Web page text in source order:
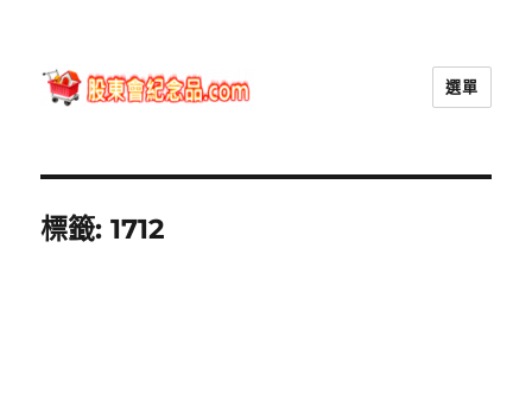
選單
標籤:1712